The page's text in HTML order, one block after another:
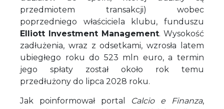
przedmiotem transakcji) wobec
poprzedniego właściciela klubu, funduszu
Elliott Investment Management. Wysokość
zadłużenia, wraz z odsetkami, wzrosła latem
ubiegłego roku do 523 mln euro, a termin
jego spłaty został około rok temu
przedłużony do lipca 2028 roku.
Jak poinformował portal Calcio e Finanza,